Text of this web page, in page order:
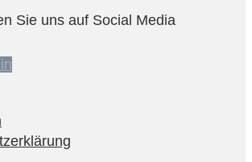
Sie uns auf Social Media